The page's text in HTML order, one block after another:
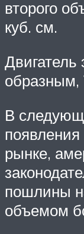
второго
куб. см.
Двигатель
образным,
В
рынке,
пошлины
объемом